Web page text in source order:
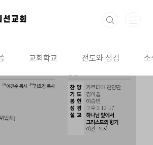
교회학교 전도와 섬김 소